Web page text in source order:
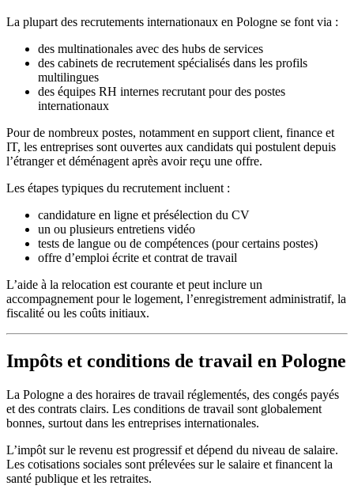
La plupart des recrutements internationaux en Pologne se font via :
des multinationales avec des hubs de services
des cabinets de recrutement spécialisés dans les profils
multilingues
des équipes RH internes recrutant pour des postes
internationaux
Pour de nombreux postes, notamment en support client, finance et
IT, les entreprises sont ouvertes aux candidats qui postulent depuis
l’étranger et déménagent après avoir reçu une offre.
Les étapes typiques du recrutement incluent :
candidature en ligne et présélection du CV
un ou plusieurs entretiens vidéo
tests de langue ou de compétences (pour certains postes)
offre d’emploi écrite et contrat de travail
L’aide à la relocation est courante et peut inclure un
accompagnement pour le logement, l’enregistrement administratif, la
fiscalité ou les coûts initiaux.
Impôts et conditions de travail en Pologne
La Pologne a des horaires de travail réglementés, des congés payés
et des contrats clairs. Les conditions de travail sont globalement
bonnes, surtout dans les entreprises internationales.
L’impôt sur le revenu est progressif et dépend du niveau de salaire.
Les cotisations sociales sont prélevées sur le salaire et financent la
santé publique et les retraites.